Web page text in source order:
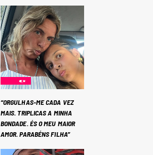
“ORGULHAS-ME CADA VEZ
MAIS. TRIPLICAS A MINHA
BONDADE. ÉS O MEU MAIOR
AMOR. PARABÉNS FILHA”